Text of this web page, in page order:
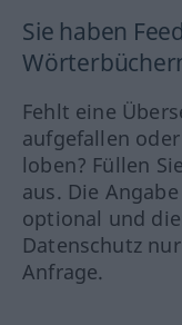
Sie haben
Fehlt eine
aufgefallen
loben? Füllen
aus. Die
optional und
Datenschutz
Anfrage.